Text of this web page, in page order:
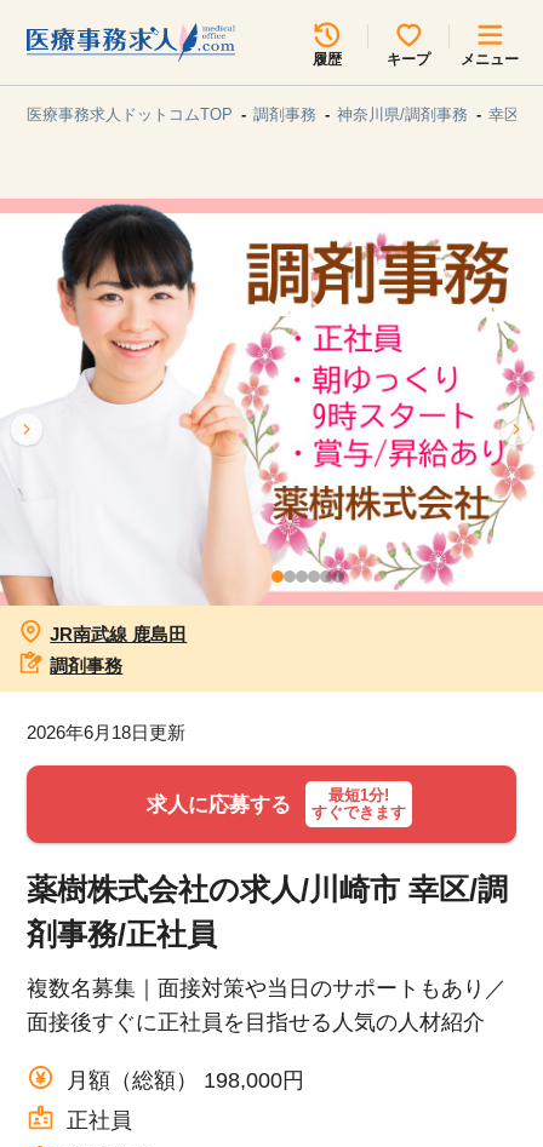
履歴 キープ メニュー
無料転職サポート お問い合わせ
見学会・イベント情報
医療事務まるわかりコラム
お知らせ
医療事務求人ドットコムとは
就職サポート
人材をお探しの医療機関・企業様
運営会社
医療事務求人ドットコムTOP 調剤事務 神奈川県/調剤事務 幸区/
JR南武線 鹿島田
調剤事務
2026年6月18日更新
求人に応募する
最短1分!
すぐできます
薬樹株式会社の求人/川崎市 幸区/調
剤事務/正社員
複数名募集｜面接対策や当日のサポートもあり／
面接後すぐに正社員を目指せる人気の人材紹介
月額（総額） 198,000円
正社員
所在地のエリアを選択してください
各支店担当よりご連絡させていただきます。
関東 関西
東海 北海道・東北
甲信越・北陸 中国・四国